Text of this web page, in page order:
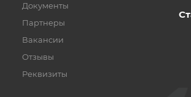
Документы
Партнеры
Вакансии
Отзывы
Реквизиты